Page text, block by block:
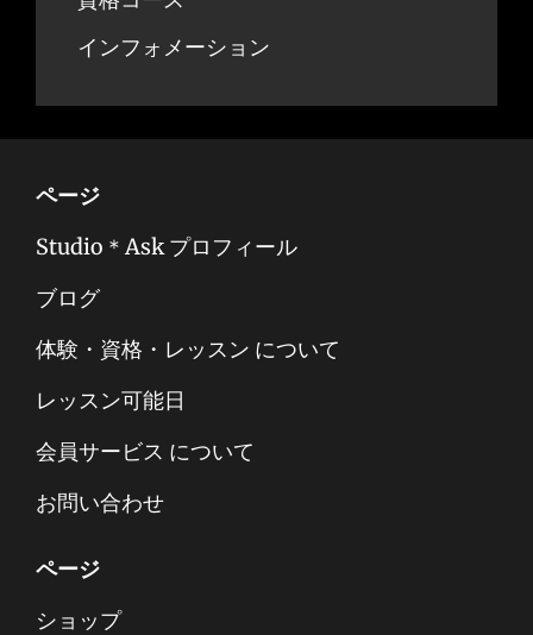
インフォメーション
ページ
Studio＊Ask プロフィール
ブログ
体験・資格・レッスン について
レッスン可能日
会員サービス について
お問い合わせ
ページ
ショップ